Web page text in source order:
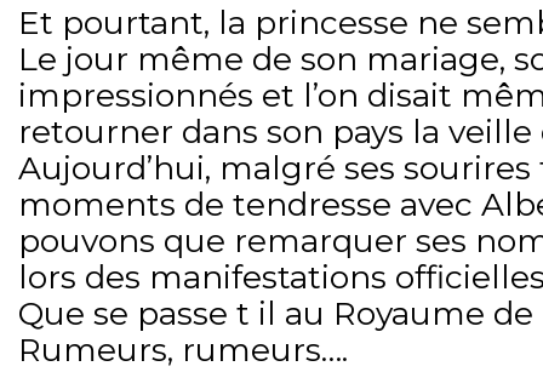
Et pourtant, la princesse ne
Le jour même de son mariage,
impressionnés et l’on disait
retourner dans son pays la
Aujourd’hui, malgré ses
moments de tendresse avec
pouvons que remarquer ses
lors des manifestations
Que se passe t il au Royaume de
Rumeurs, rumeurs….